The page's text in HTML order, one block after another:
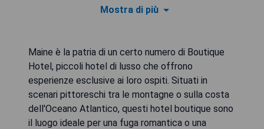
Mostra di più
Maine è la patria di un certo numero di Boutique
Hotel, piccoli hotel di lusso che offrono
esperienze esclusive ai loro ospiti. Situati in
scenari pittoreschi tra le montagne o sulla costa
dell'Oceano Atlantico, questi hotel boutique sono
il luogo ideale per una fuga romantica o una